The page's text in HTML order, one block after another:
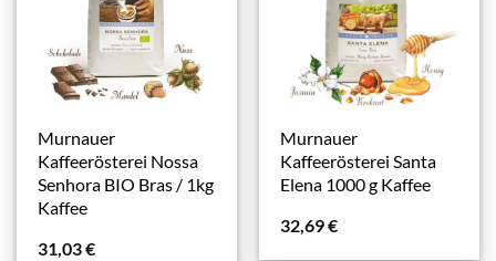
Murnauer
Kaffeerösterei Nossa
Senhora BIO Bras / 1kg
Kaffee
31,03€
Murnauer
Kaffeerösterei Santa
Elena 1000 g Kaffee
32,69€